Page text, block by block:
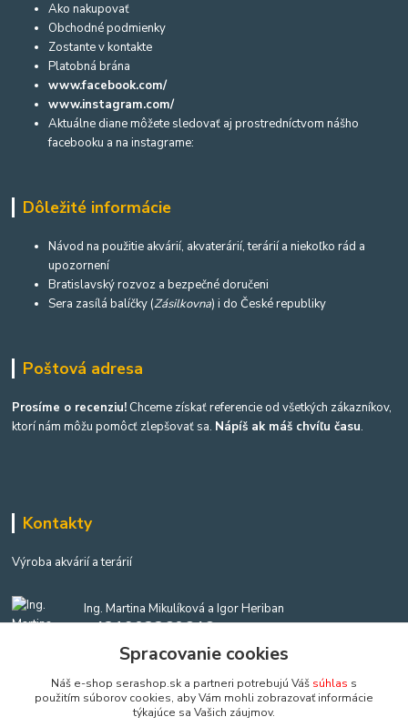
Ako nakupovať
Obchodné podmienky
Zostante v kontakte
Platobná brána
www.facebook.com/
www.instagram.com/
Aktuálne diane môžete sledovať aj prostredníctvom nášho
facebooku a na instagrame:
Dôležité informácie
Návod na použitie akvárií, akvaterárií, terárií a niekoľko rád a
upozornení
Bratislavský rozvoz a bezpečné doručeni
Sera zasílá balíčky (Zásilkovna) i do České republiky
Poštová adresa
Prosíme o recenziu! Chceme získať referencie od všetkých zákazníkov,
ktorí nám môžu pomôcť zlepšovať sa. Nápíš ak máš chvíľu času.
Kontakty
Výroba akvárií a terárií
Ing. Martina Mikulíková a Igor Heriban
+421903360646
(Po-Pia, 8-16 hod.)
akvaria@akvaria.sk
Spracovanie cookies
Náš e-shop serashop.sk a partneri potrebujú Váš súhlas s
použitím súborov cookies, aby Vám mohli zobrazovať informácie
týkajúce sa Vašich záujmov.